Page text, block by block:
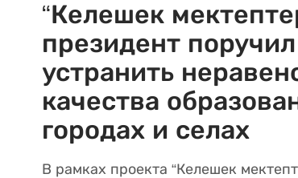
“Келешек
президент поручил
устранить
качества
городах и селах
В рамках проекта “Келешек